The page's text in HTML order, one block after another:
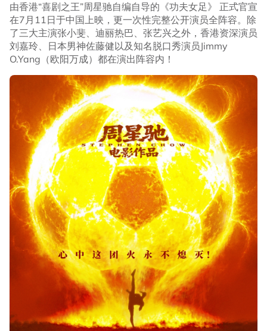
由香港“喜剧之王”周星驰自编自导的《功夫女足》 正式官宣
在7月11日于中国上映，更一次性完整公开演员全阵容。除
了三大主演张小斐、迪丽热巴、张艺兴之外，香港资深演员
刘嘉玲、日本男神佐藤健以及知名脱口秀演员Jimmy
O.Yang（欧阳万成）都在演出阵容内！